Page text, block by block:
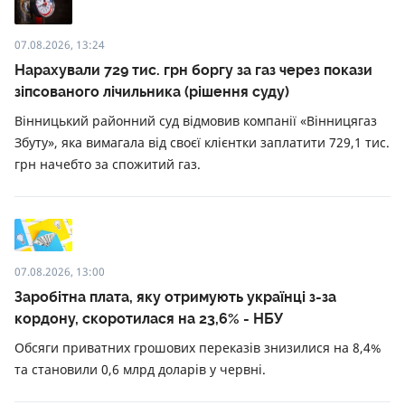
07.08.2026, 13:24
Нарахували 729 тис. грн боргу за газ через покази
зіпсованого лічильника (рішення суду)
Вінницький районний суд відмовив компанії «Вінницягаз
Збуту», яка вимагала від своєї клієнтки заплатити 729,1 тис.
грн начебто за спожитий газ.
07.08.2026, 13:00
Заробітна плата, яку отримують українці з-за
кордону, скоротилася на 23,6% - НБУ
Обсяги приватних грошових переказів знизилися на 8,4%
та становили 0,6 млрд доларів у червні.